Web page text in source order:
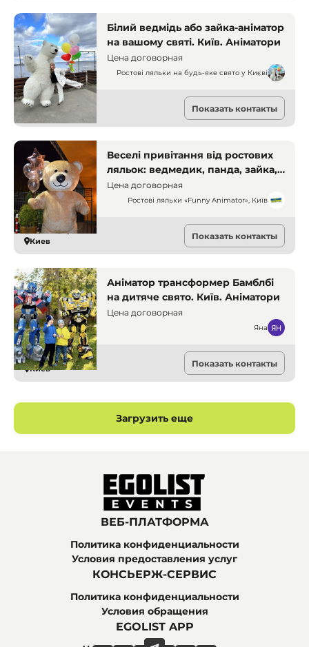
Білий ведмідь або зайка-аніматор
на вашому святі. Київ. Аніматори
Цена договорная
Ростові ляльки на будь-яке свято у Києві
Аниматоры
Киев
Показать контакты
Веселі привітання від ростових
ляльок: ведмедик, панда, зайка,
пес Патрон та інші. Київ.
Аніматори
Цена договорная
Ростові ляльки «Funny Animator», Київ
Аниматоры
Киев
Показать контакты
Аніматор трансформер Бамблбі
на дитяче свято. Київ. Аніматори
Цена договорная
Яна
Аниматоры
Киев
Показать контакты
Загрузить еще
ВЕБ-ПЛАТФОРМА
Политика конфиденциальности
Условия предоставления услуг
КОНСЬЕРЖ-СЕРВИС
Политика конфиденциальности
Условия обращения
EGOLIST APP